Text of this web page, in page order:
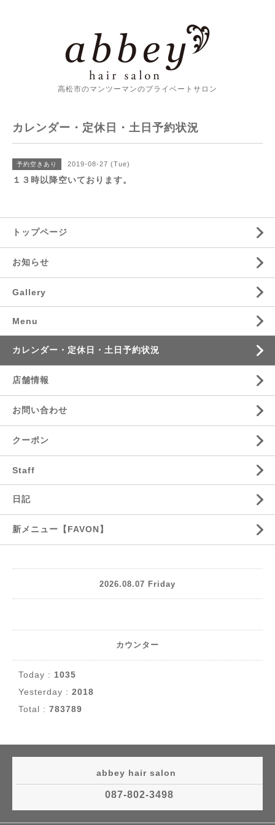
高松市のマンツーマンのプライベートサロン
カレンダー・定休日・土日予約状況
予約空きあり 2019-08-27 (Tue)
１３時以降空いております。
トップページ
お知らせ
Gallery
Menu
カレンダー・定休日・土日予約状況
店舗情報
お問い合わせ
クーポン
Staff
日記
新メニュー【FAVON】
2026.08.07 Friday
カウンター
Today : 1035
Yesterday : 2018
Total : 783789
abbey hair salon
087-802-3498